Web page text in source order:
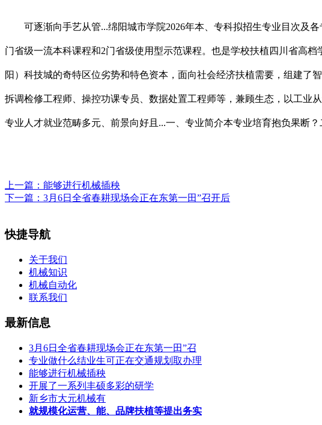
可逐渐向手艺从管...绵阳城市学院2026年本、专科拟招生专业目次及各
门省级一流本科课程和2门省级使用型示范课程。也是学校扶植四川省高
阳）科技城的奇特区位劣势和特色资本，面向社会经济扶植需要，组建
拆调检修工程师、操控功课专员、数据处置工程师等，兼顾生态，以工业
专业人才就业范畴多元、前景向好且...一、专业简介本专业培育抱负果断
上一篇： 能够进行机械插秧
下一篇： 3月6日全省春耕现场会正在东第一田”召开后
快捷导航
关于我们
机械知识
机械自动化
联系我们
最新信息
3月6日全省春耕现场会正在东第一田”召
专业做什么结业生可正在交通规划取办理
能够进行机械插秧
开展了一系列丰硕多彩的研学
新乡市大元机械有
就规模化运营、能、品牌扶植等提出务实